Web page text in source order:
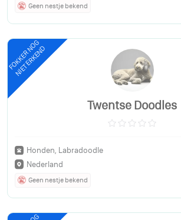
Geen nestje bekend
FOKKER NOG
NIET ERKEND
Twentse Doodles
Honden, Labradoodle
Nederland
Geen nestje bekend